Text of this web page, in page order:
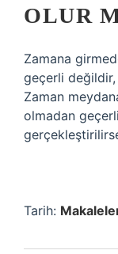
OLUR
Zamana
geçerli
Zaman
olmadan
Tarih: